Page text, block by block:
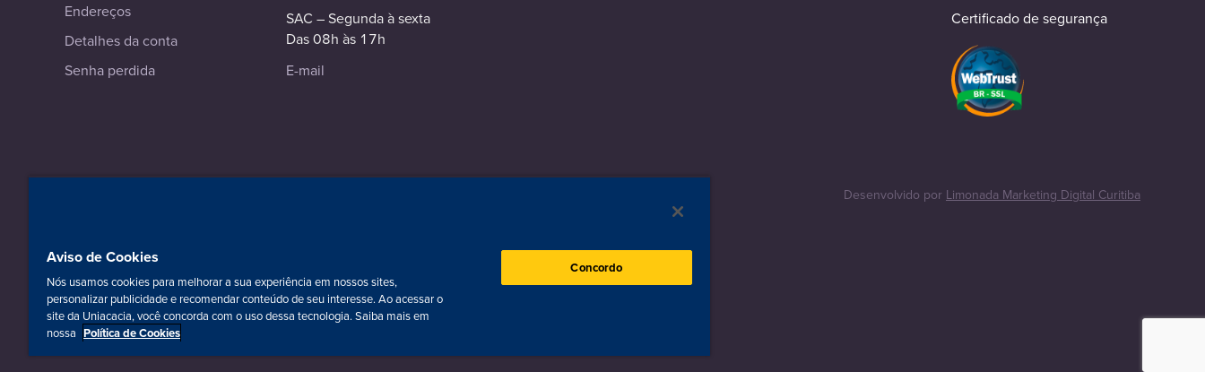
Endereços
Detalhes da conta
Senha perdida
SAC – Segunda à sexta
Das 08h às 17h
E-mail
Certificado de segurança
Desenvolvido por Limonada Marketing Digital Curitiba
Aviso de Cookies
Nós usamos cookies para melhorar a sua experiência em nossos sites,
personalizar publicidade e recomendar conteúdo de seu interesse. Ao acessar o
site da Uniacacia, você concorda com o uso dessa tecnologia. Saiba mais em
nossa Política de Cookies
Concordo